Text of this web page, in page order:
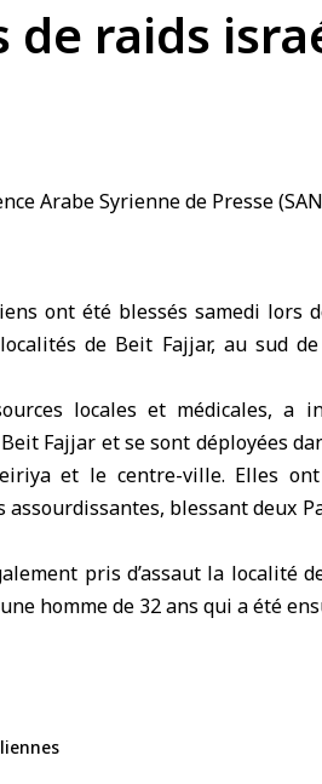
de raids
ont été blessés samedi lors
de Beit Fajjar, au sud
locales et médicales, a
Fajjar et se sont déployées
et le centre-ville. Elles
assourdissantes, blessant deux
pris d’assaut la localité
homme de 32 ans qui a été